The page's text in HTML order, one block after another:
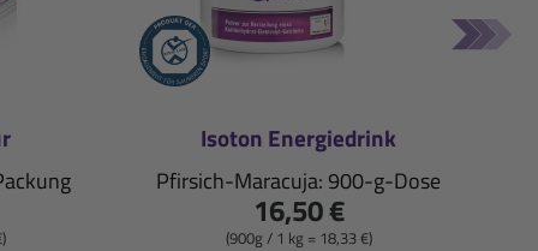
Isoton Energiedrink
Pfirsich-Maracuja: 900-g-Dose
16,50 €
(900g / 1 kg = 18,33 €)